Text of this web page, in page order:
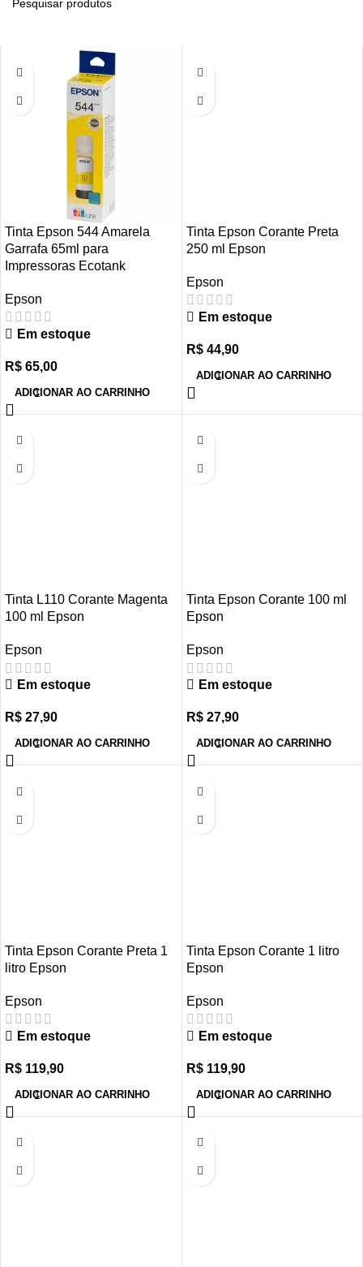
Tinta Epson 544 Amarela
Garrafa 65ml para
Impressoras Ecotank
Epson
Em estoque
R$ 65,00
ADICIONAR AO CARRINHO
Tinta Epson Corante Preta
250 ml Epson
Epson
Em estoque
R$44,90
ADICIONAR AO CARRINHO
Tinta L110 Corante Magenta
100 ml Epson
Epson
Em estoque
R$ 27,90
ADICIONAR AO CARRINHO
Tinta Epson Corante 100 ml
Epson
Epson
Em estoque
R$27,90
ADICIONAR AO CARRINHO
Tinta Epson Corante Preta 1
litro Epson
Epson
Em estoque
R$ 119,90
ADICIONAR AO CARRINHO
Tinta Epson Corante 1 litro
Epson
Epson
Em estoque
R$119,90
ADICIONAR AO CARRINHO